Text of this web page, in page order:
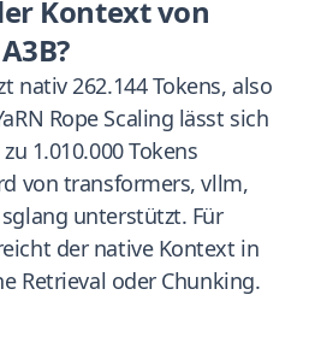
Kontext von
nativ 262.144 Tokens, also
Rope Scaling lässt sich
1.010.000 Tokens
von transformers, vllm,
unterstützt. Für
der native Kontext in
Retrieval oder Chunking.